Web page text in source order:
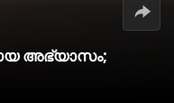
അഭ്യാസം;